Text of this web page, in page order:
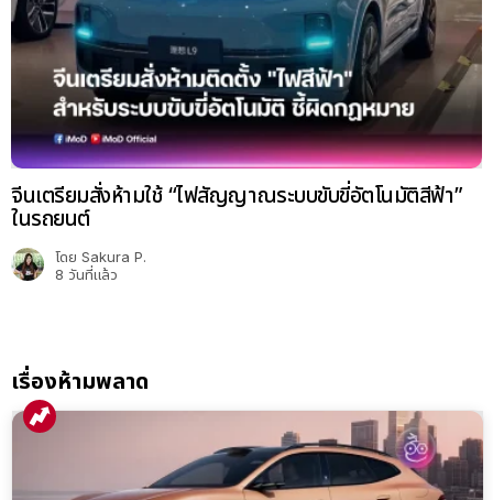
จีนเตรียมสั่งห้ามใช้ “ไฟสัญญาณระบบขับขี่อัตโนมัติสีฟ้า”
ในรถยนต์
โดย Sakura P.
8 วันที่แล้ว
เรื่องห้ามพลาด